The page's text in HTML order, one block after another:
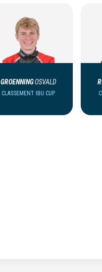
GROENNINGOSVALD
CLASSEMENT IBU CUP